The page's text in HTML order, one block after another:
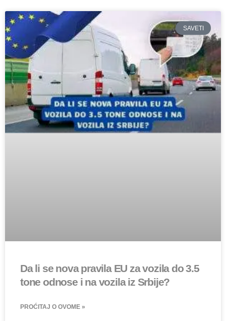
SAVETI
Da li se nova pravila EU za vozila do 3.5
tone odnose i na vozila iz Srbije?
PROĆITAJ O OVOME »